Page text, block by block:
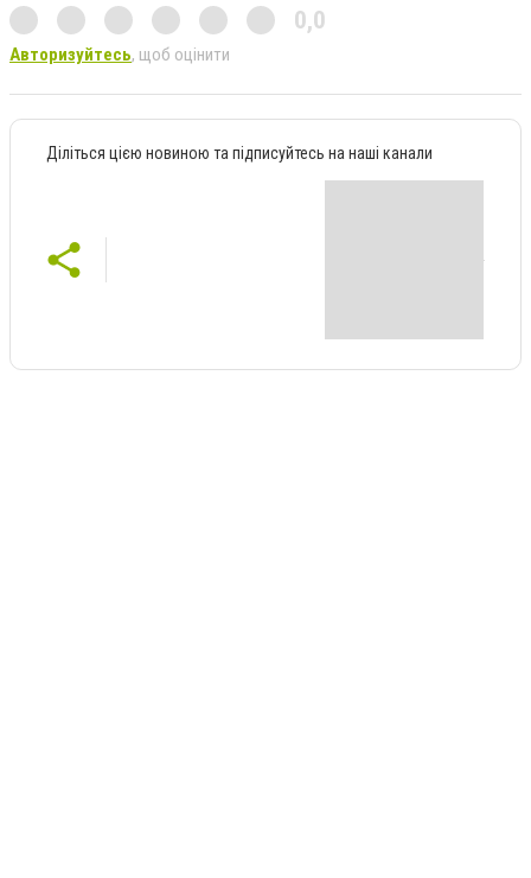
0,0
Авторизуйтесь, щоб оцінити
Діліться цією новиною та підписуйтесь на наші канали